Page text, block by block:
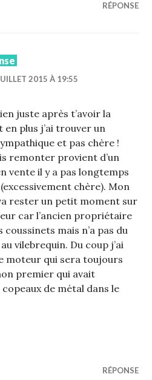
RÉPONSE
2015 À 19:55
juste après t’avoir la
en plus j’ai trouver un
et pas chère !
remonter provient d’un
vente il y a pas longtemps
chère). Mon
rester un petit moment sur
car l’ancien propriétaire
coussinets mais n’a pas du
vilebrequin. Du coup j’ai
moteur qui sera toujours
premier qui avait
de métal dans le
RÉPONSE